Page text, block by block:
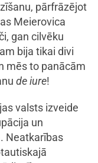
pārfrāzējot
Meierovica
gan cilvēku
bija tikai divi
mēs to panācām
de iure!
valsts izveide
un
Neatkarības